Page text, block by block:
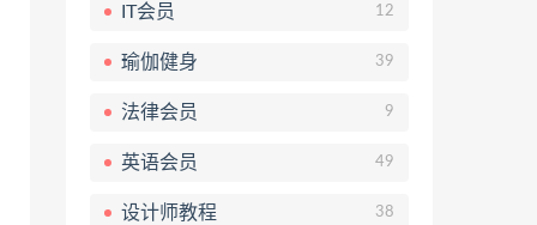
IT会员 12
瑜伽健身 39
法律会员 9
英语会员 49
设计师教程 38